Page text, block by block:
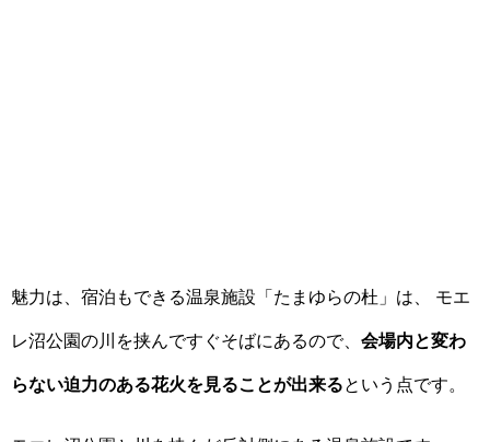
魅力は、宿泊もできる温泉施設「たまゆらの杜」は、 モエ
レ沼公園の川を挟んですぐそばにあるので、 会場内と変わ
らない迫力のある花火を見ることが出来る という点です。